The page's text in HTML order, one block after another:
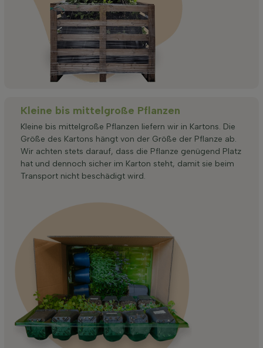
Kleine bis mittelgroße Pflanzen
Kleine bis mittelgroße Pflanzen liefern wir in Kartons. Die
Größe des Kartons hängt von der Größe der Pflanze ab.
Wir achten stets darauf, dass die Pflanze genügend Platz
hat und dennoch sicher im Karton steht, damit sie beim
Transport nicht beschädigt wird.